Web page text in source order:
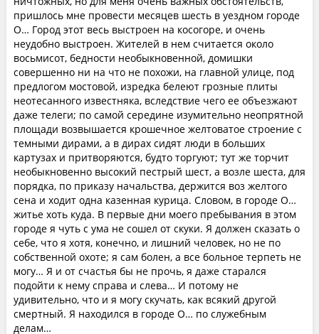
пришлось мне провести месяцев шесть в уездном городе
О… Город этот весь выстроен на косогоре, и очень
неудобно выстроен. Жителей в нем считается около
восьмисот, бедности необыкновенной, домишки
совершенно ни на что не похожи, на главной улице, под
предлогом мостовой, изредка белеют грозные плиты
неотесанного известняка, вследствие чего ее объезжают
даже телеги; по самой середине изумительно неопрятной
площади возвышается крошечное желтоватое строение с
темными дирами, а в дирах сидят люди в больших
картузах и притворяются, будто торгуют; тут же торчит
необыкновенно высокий пестрый шест, а возле шеста, для
порядка, по приказу начальства, держится воз желтого
сена и ходит одна казенная курица. Словом, в городе О…
житье хоть куда. В первые дни моего пребывания в этом
городе я чуть с ума не сошел от скуки. Я должен сказать о
себе, что я хотя, конечно, и лишний человек, но не по
собственной охоте; я сам болен, а все больное терпеть не
могу… Я и от счастья бы не прочь, я даже старался
подойти к нему справа и слева… И потому не
удивительно, что и я могу скучать, как всякий другой
смертный. Я находился в городе О… по служебным
делам…